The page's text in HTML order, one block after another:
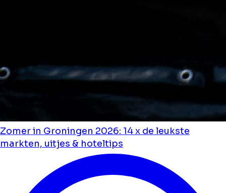
Zomer in Groningen 2026: 14 x de leukste
markten, uitjes & hoteltips